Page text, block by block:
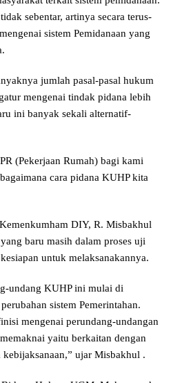
sebentar, artinya secara terus-
sistem Pemidanaan yang
jumlah pasal-pasal hukum
mengenai tindak pidana lebih
ini banyak sekali alternatif-
(Pekerjaan Rumah) bagi kami
cara pidana KUHP kita
DIY, R. Misbakhul
baru masih dalam proses uji
untuk melaksanakannya.
undang KUHP ini mulai di
sistem Pemerintahan.
mengenai perundang-undangan
yaitu berkaitan dengan
kebijaksanaan,” ujar Misbakhul .